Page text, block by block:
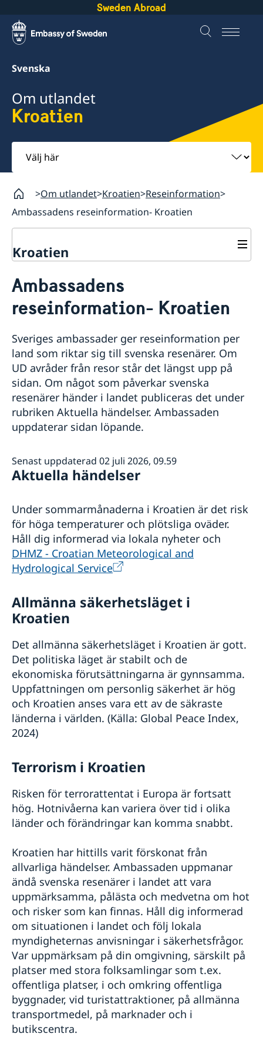
Sweden Abroad
Svenska
Om utlandet
Kroatien
Välj
här
Om utlandet Kroatien Reseinformation
Ambassadens reseinformation- Kroatien
Kroatien
Hjälp till svenskar i Kroatien
Rösta i Kroatien
Om olyckan är framme
Svenskt medborgarskap
Behåll svenskt medborgarskap
Registrera nyfödd
Pass i Kroatien
Pass och Nationellt ID-kort för vuxna
Pass och Nationellt ID-kort för minderåriga
Förlust av pass eller nationell id-handling
Provisoriskt pass
Samordningsnummer och namnanmälan
Avgifter
Förnyelse av körkort
Gifta sig i Kroatien
Juridisk hjälp i Kroatien
Frihetsberövad i Kroatien
Levnadsintyg i Kroatien
Reseinformation
Aktuella händelser
Allmänna säkerhetsläget i Kroatien
Terrorism i Kroatien
Naturförhållanden och katastrofer
In- och utresebestämmelser
Hälso- och sjukvård i Kroatien
Lokala lagar och sedvänjor
Kriminalitet och personlig säkerhet
Försäkringsskydd
Nyheter på engelska i Kroatien
Inför resan till Kroatien
Se till att vara försäkrad
Resa som minderårig
Resa med husdjur
Resa med medicin
Resa med snus
Anmäl din utlandsvistelse- Svensklistan
Ambassadens
reseinformation- Kroatien
Sveriges ambassader ger reseinformation per
land som riktar sig till svenska resenärer. Om
UD avråder från resor står det längst upp på
sidan. Om något som påverkar svenska
resenärer händer i landet publiceras det under
rubriken Aktuella händelser. Ambassaden
uppdaterar sidan löpande.
Senast uppdaterad 02 juli 2026, 09.59
Aktuella händelser
Under sommarmånaderna i Kroatien är det risk
för höga temperaturer och plötsliga oväder.
Håll dig informerad via lokala nyheter och
DHMZ - Croatian Meteorological and
Hydrological Service
Allmänna säkerhetsläget i
Kroatien
Det allmänna säkerhetsläget i Kroatien är gott.
Det politiska läget är stabilt och de
ekonomiska förutsättningarna är gynnsamma.
Uppfattningen om personlig säkerhet är hög
och Kroatien anses vara ett av de säkraste
länderna i världen. (Källa: Global Peace Index,
2024)
Terrorism i Kroatien
Risken för terrorattentat i Europa är fortsatt
hög. Hotnivåerna kan variera över tid i olika
länder och förändringar kan komma snabbt.
Kroatien har hittills varit förskonat från
allvarliga händelser. Ambassaden uppmanar
ändå svenska resenärer i landet att vara
uppmärksamma, pålästa och medvetna om hot
och risker som kan finnas. Håll dig informerad
om situationen i landet och följ lokala
myndigheternas anvisningar i säkerhetsfrågor.
Var uppmärksam på din omgivning, särskilt på
platser med stora folksamlingar som t.ex.
offentliga platser, i och omkring offentliga
byggnader, vid turistattraktioner, på allmänna
transportmedel, på marknader och i
butikscentra.